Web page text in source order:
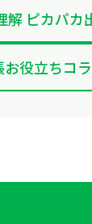
解 ピカパカ
お役立ちコ